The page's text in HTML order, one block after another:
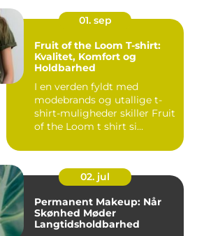
01. sep
Fruit of the Loom T-shirt:
Kvalitet, Komfort og
Holdbarhed
I en verden fyldt med
modebrands og utallige t-
shirt-muligheder skiller Fruit
of the Loom t shirt si...
02. jul
Permanent Makeup: Når
Skønhed Møder
Langtidsholdbarhed